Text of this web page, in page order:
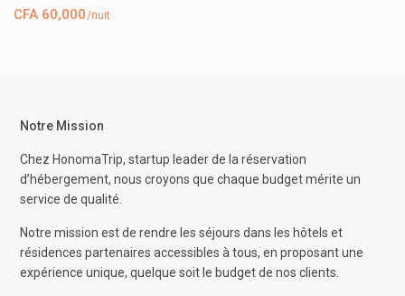
CFA 60,000/nuit
Notre Mission
Chez HonomaTrip, startup leader de la réservation
d’hébergement, nous croyons que chaque budget mérite un
service de qualité.
Notre mission est de rendre les séjours dans les hôtels et
résidences partenaires accessibles à tous, en proposant une
expérience unique, quelque soit le budget de nos clients.